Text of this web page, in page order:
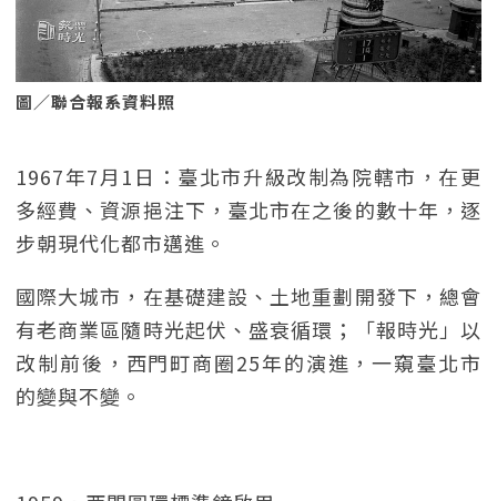
圖／聯合報系資料照
1967年7月1日：臺北市升級改制為院轄市，在更
多經費、資源挹注下，臺北市在之後的數十年，逐
步朝現代化都市邁進。
國際大城市，在基礎建設、土地重劃開發下，總會
有老商業區隨時光起伏、盛衰循環；「報時光」以
改制前後，西門町商圈25年的演進，一窺臺北市
的變與不變。